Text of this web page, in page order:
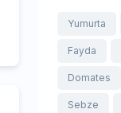
Yumurta
Fayda
Domates
Sebze